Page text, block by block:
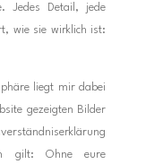
Jedes Detail, jede
wie sie wirklich ist:
liegt mir dabei
gezeigten Bilder
gilt: Ohne eure